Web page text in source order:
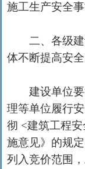
施工生产安全
二、各级建
体不断提高安
建设单位要
理等单位履行
彻 <建筑工程
施意见》的规
列入竞价范围